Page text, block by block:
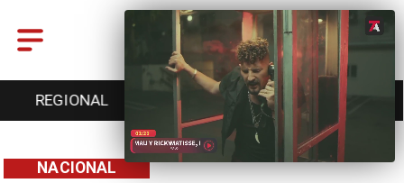
REGIONAL ENTRETENCIÓN DEPORTES
NACIONAL